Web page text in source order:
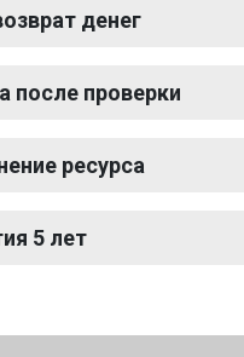
денег
после проверки
ресурса
5 лет